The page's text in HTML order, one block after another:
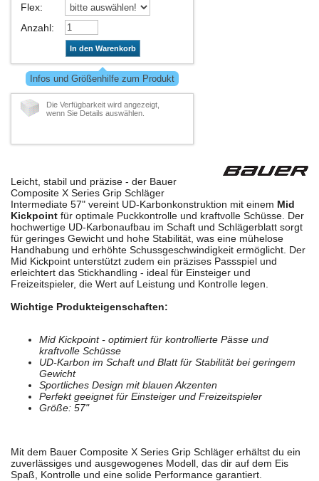
Flex:
Anzahl:
In den Warenkorb
Infos und Größenhilfe zum Produkt
Die Verfügbarkeit wird angezeigt,
wenn Sie Details auswählen.
Leicht, stabil und präzise - der Bauer
Composite X Series Grip Schläger
Intermediate 57" vereint UD-Karbonkonstruktion mit einem Mid
Kickpoint für optimale Puckkontrolle und kraftvolle Schüsse. Der
hochwertige UD-Karbonaufbau im Schaft und Schlägerblatt sorgt
für geringes Gewicht und hohe Stabilität, was eine mühelose
Handhabung und erhöhte Schussgeschwindigkeit ermöglicht. Der
Mid Kickpoint unterstützt zudem ein präzises Passspiel und
erleichtert das Stickhandling - ideal für Einsteiger und
Freizeitspieler, die Wert auf Leistung und Kontrolle legen.
Wichtige Produkteigenschaften:
Mid Kickpoint - optimiert für kontrollierte Pässe und
kraftvolle Schüsse
UD-Karbon im Schaft und Blatt für Stabilität bei geringem
Gewicht
Sportliches Design mit blauen Akzenten
Perfekt geeignet für Einsteiger und Freizeitspieler
Größe: 57"
Mit dem Bauer Composite X Series Grip Schläger erhältst du ein
zuverlässiges und ausgewogenes Modell, das dir auf dem Eis
Spaß, Kontrolle und eine solide Performance garantiert.